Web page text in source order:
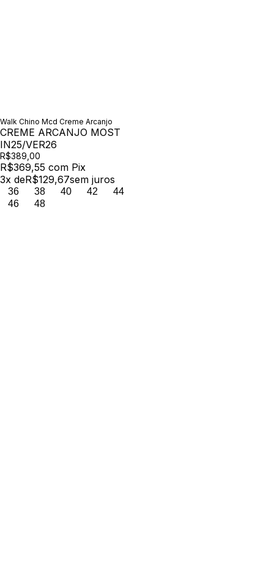
Walk Chino Mcd Creme Arcanjo
CREME ARCANJO MOST
IN25/VER26
R$389,00
R$369,55 com Pix
3x deR$129,67sem juros
36 38 40 42
44
46
48